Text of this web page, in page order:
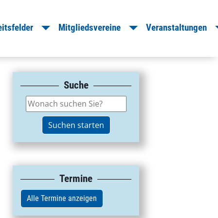
Dropdown
Toggle Dropdown
Mitgliedsvereine Toggle
Veranstaltungen
Suche
Termine
Alle Termine anzeigen